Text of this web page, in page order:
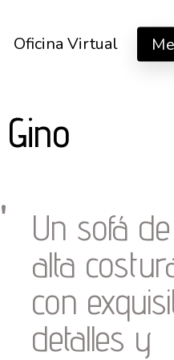
Oficina Virtual
Gino
Un sofá de
alta
con
detalles y